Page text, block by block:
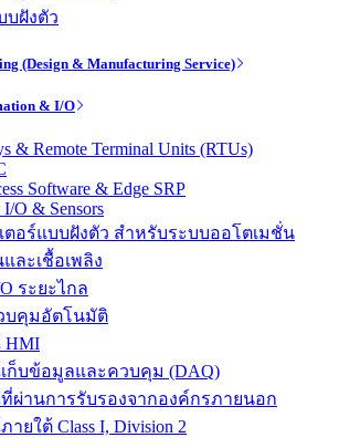
บฝังตัว
(Design & Manufacturing Service)
& I/O
& Remote Terminal Units (RTUs)
Software & Edge SRP
I/O & Sensors
ตอร์แบบฝังตัว สำหรับระบบออโตเมชั่น
ละเชื้อเพลิง
ระยะไกล
บคุมอัตโนมัติ
ก็บข้อมูลและควบคุม (DAQ)
ผ่านการรับรองจากองค์กรภายนอก
ยใต้ Class I, Division 2